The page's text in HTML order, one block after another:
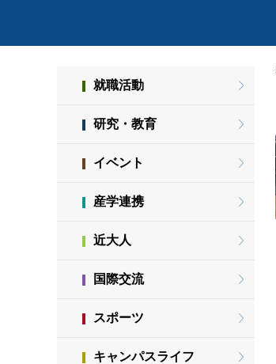
就職活動
研究・教育
イベント
産学連携
近大人
国際交流
スポーツ
キャンパスライフ